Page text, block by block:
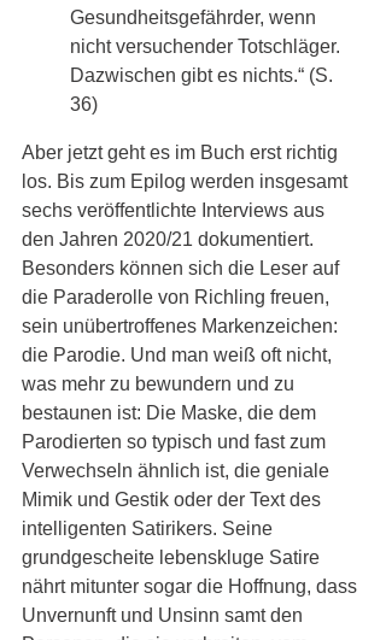
Gesundheitsgefährder, wenn
nicht versuchender Totschläger.
Dazwischen gibt es nichts.“ (S.
36)
Aber jetzt geht es im Buch erst richtig
los. Bis zum Epilog werden insgesamt
sechs veröffentlichte Interviews aus
den Jahren 2020/21 dokumentiert.
Besonders können sich die Leser auf
die Paraderolle von Richling freuen,
sein unübertroffenes Markenzeichen:
die Parodie. Und man weiß oft nicht,
was mehr zu bewundern und zu
bestaunen ist: Die Maske, die dem
Parodierten so typisch und fast zum
Verwechseln ähnlich ist, die geniale
Mimik und Gestik oder der Text des
intelligenten Satirikers. Seine
grundgescheite lebenskluge Satire
nährt mitunter sogar die Hoffnung, dass
Unvernunft und Unsinn samt den